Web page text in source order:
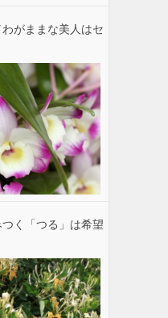
がままな美人はセ
く「つる」は希望